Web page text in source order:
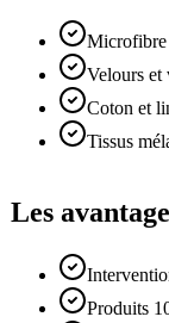
Microfibre
Velours et
Coton et
Tissus
Les
Produits